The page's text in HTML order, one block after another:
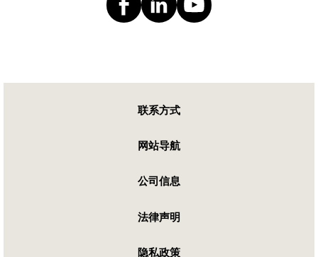
联系方式
网站导航
公司信息
法律声明
隐私政策